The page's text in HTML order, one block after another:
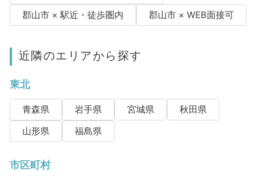
郡山市 × 駅近・徒歩圏内
郡山市 × WEB面接可
近隣のエリアから探す
東北
青森県 岩手県 宮城県
秋田県
山形県
福島県
市区町村